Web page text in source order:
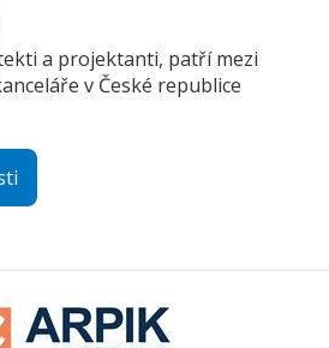
a projektanti, patří mezi
v České republice